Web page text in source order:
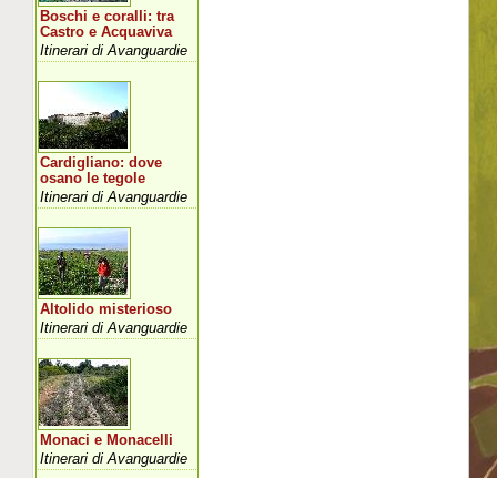
Boschi e coralli: tra
Castro e Acquaviva
Itinerari di Avanguardie
Cardigliano: dove
osano le tegole
Itinerari di Avanguardie
Altolido misterioso
Itinerari di Avanguardie
Monaci e Monacelli
Itinerari di Avanguardie